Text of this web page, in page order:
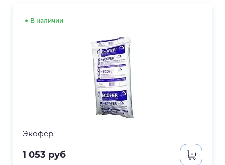
В наличии
Экофер
1 053 руб